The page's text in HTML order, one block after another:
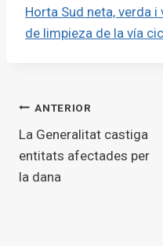
Horta Sud neta, verda
de limpieza de la vía
Navegació
d'entrades
ANTERIOR
La Generalitat castiga
entitats afectades per
la dana